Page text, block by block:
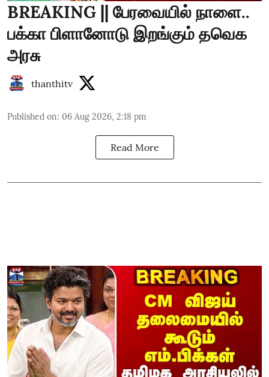
BREAKING || பேரவையில் நாளை..
பக்கா பிளானோடு இறங்கும் தவெக
அரசு
thanthitv
Published on: 06 Aug 2026, 2:18 pm
Read More